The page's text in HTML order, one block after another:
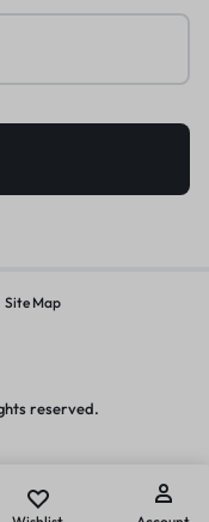
Site Map
reserved.